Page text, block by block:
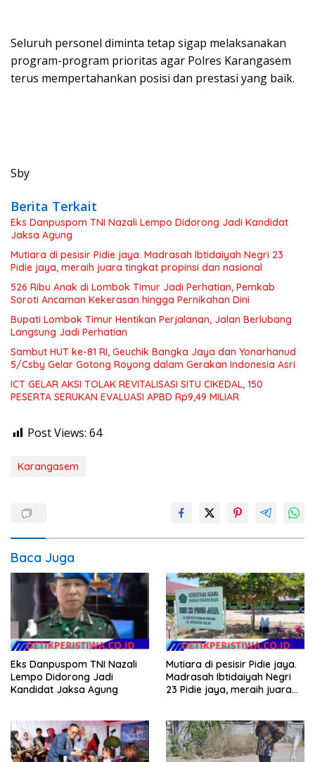
Seluruh personel diminta tetap sigap melaksanakan
program-program prioritas agar Polres Karangasem
terus mempertahankan posisi dan prestasi yang baik.
Sby
Berita Terkait
Eks Danpuspom TNI Nazali Lempo Didorong Jadi Kandidat
Jaksa Agung
Mutiara di pesisir Pidie jaya. Madrasah Ibtidaiyah Negri 23
Pidie jaya, meraih juara tingkat propinsi dan nasional
526 Ribu Anak di Lombok Timur Jadi Perhatian, Pemkab
Soroti Ancaman Kekerasan hingga Pernikahan Dini
Bupati Lombok Timur Hentikan Perjalanan, Jalan Berlubang
Langsung Jadi Perhatian
Sambut HUT ke-81 RI, Geuchik Bangka Jaya dan Yonarhanud
5/Csby Gelar Gotong Royong dalam Gerakan Indonesia Asri
ICT GELAR AKSI TOLAK REVITALISASI SITU CIKEDAL, 150
PESERTA SERUKAN EVALUASI APBD Rp9,49 MILIAR
Post Views: 64
Karangasem
Baca Juga
Eks Danpuspom TNI Nazali
Lempo Didorong Jadi
Kandidat Jaksa Agung
Mutiara di pesisir Pidie jaya.
Madrasah Ibtidaiyah Negri
23 Pidie jaya, meraih juara